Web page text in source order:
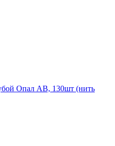
Опал АВ, 130шт (нить